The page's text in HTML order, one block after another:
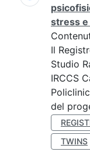
stress e
Il
Studio
IRCCS
del
TWINS